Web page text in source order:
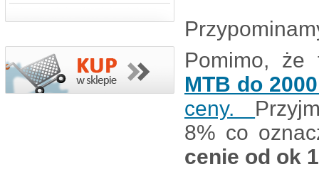
Pomimo, że
MTB do 2000
ceny.
8% co
cenie od ok